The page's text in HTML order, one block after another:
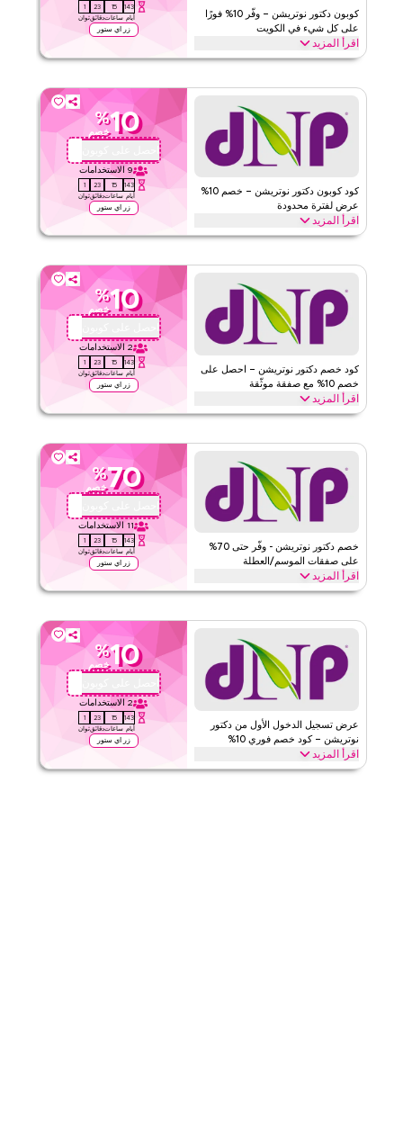
كوبون دكتور نوتريشن – وفّر 10% فورًا
على كل شيء في الكويت
اقرأ المزيد
143
أيام
15
ساعات
23
دقائق
0
ثوان
زر اي ستور
وفّر 10% فورًا مع كود دكتور نوتريشن هذا على كل شيء. استرد الآن
الفيتامينات، إدارة الوزن، الأطعمة الصحية والمزيد.
دكتور نيوترشن الأحكام والشروط
الحد الأدنى للطلب
ينطبق على
ويب/تطبيق
الفئات
على مستوى الموقعكود كوبون دكتور نوتريشن – خصم 10%
عرض لفترة محدودة
اقرأ المزيد
10
%
خصم
احصل على كوبون
9 الاستخدامات
143
أيام
15
ساعات
23
دقائق
0
ثوان
زر اي ستور
احصل على خصم 10% عبر جميع الفئات مع كود البرومو هذا من دكتور
طلب.
دكتور نيوترشن الأحكام والشروط
الحد الأدنى للطلب
ينطبق على
ويب/تطبيق
الفئات
على مستوى الموقع كود خصم دكتور نوتريشن – احصل على
خصم 10% مع صفقة موثّقة
اقرأ المزيد
10
%
خصم
احصل على كوبون
2 الاستخدامات
143
أيام
15
ساعات
23
دقائق
0
ثوان
زر اي ستور
احصل على خصم 10% على جميع العناصر مع هذا العرض الموثّق من دكتور
واستمتع بقيمة إضافية على عملية الشراء بأكملها اليوم.
دكتور نيوترشن الأحكام والشروط
الحد الأدنى للطلب
ينطبق على
ويب/تطبيق
الفئات
على مستوى الموقع
خصم دكتور نوتريشن - وفّر حتى 70%
على صفقات الموسم/العطلة
اقرأ المزيد
70
%
خصم
احصل على كوبون
11 الاستخدامات
143
أيام
15
ساعات
23
دقائق
0
ثوان
زر اي ستور
وفّر حتى 70% مع كود الكوبون هذا من دكتور نوتريشن خلال المواسم
والعطلات الأخرى. استرد الآن.
دكتور نيوترشن الأحكام والشروط
الحد الأدنى للطلب
ينطبق على
ويب/تطبيق
الفئات
على مستوى الموقع
عرض تسجيل الدخول الأول من دكتور
نوتريشن – كود خصم فوري 10%
اقرأ المزيد
10
%
خصم
احصل على كوبون
2 الاستخدامات
143
أيام
15
ساعات
23
دقائق
0
ثوان
زر اي ستور
جديد على دكتور نوتريشن؟ سجّل الدخول لأول مرة وطبّق كوبون دكتور